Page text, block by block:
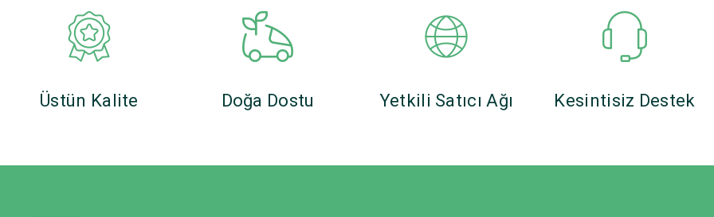
Üstün Kalite Doğa Dostu Yetkili Satıcı Ağı Kesintisiz Destek